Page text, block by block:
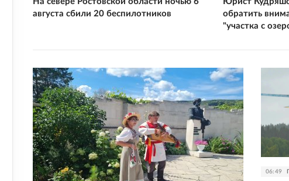
августа сбили 20 беспилотников
обратить
"участка с
06:49